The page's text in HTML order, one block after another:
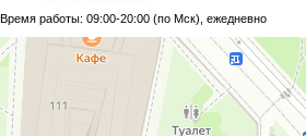
Время работы: 09:00-20:00 (по Мск), ежедневно